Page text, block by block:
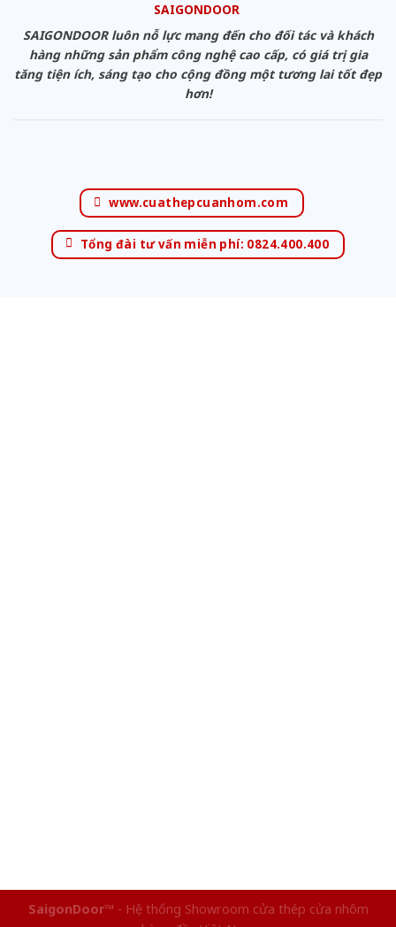
SAIGONDOOR
SAIGONDOOR luôn nỗ lực mang đến cho đối tác và khách
hàng những sản phẩm công nghệ cao cấp, có giá trị gia
tăng tiện ích, sáng tạo cho cộng đồng một tương lai tốt đẹp
hơn!
www.cuathepcuanhom.com
Tổng đài tư vấn miễn phí: 0824.400.400
SaigonDoor™ - Hệ thống Showroom cửa thép cửa nhôm